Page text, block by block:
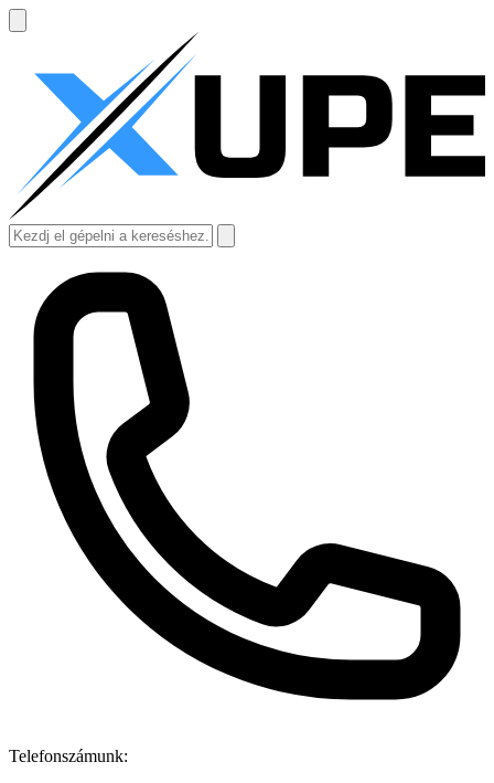
Telefonszámunk: